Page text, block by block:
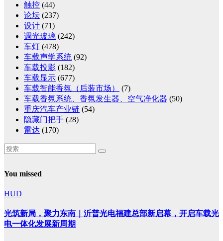
触控 (44)
论坛 (237)
设计 (71)
调光玻璃 (242)
车灯 (478)
车载声学系统 (92)
车载投影 (182)
车载显示 (677)
车载智能香氛（后装市场）
(7)
车载香氛系统、香氛发生器、空气净化器 (50)
重庆汽车产业链 (54)
隐藏门把手 (28)
雷达 (170)
You missed
HUD
光筑新局，聚力东南｜沂普光电福建总部新启幕，开启车载光
电一体化发展新周期